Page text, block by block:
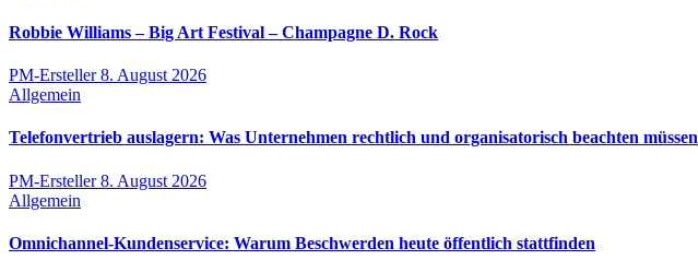
Robbie Williams – Big Art Festival – Champagne D. Rock
PM-Ersteller8. August 2026
Allgemein
Telefonvertrieb auslagern: Was Unternehmen rechtlich und organisatorisch beachten müssen
PM-Ersteller8. August 2026
Allgemein
Omnichannel-Kundenservice: Warum Beschwerden heute öffentlich stattfinden